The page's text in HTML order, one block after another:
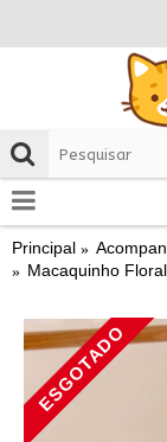
Principal
Macaquinho
ESGOTADO